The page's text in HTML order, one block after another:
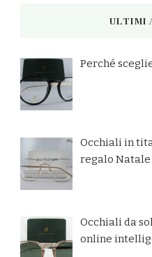
ULTIMI
Perché
Occhiali in
regalo Natale
Occhiali da
online